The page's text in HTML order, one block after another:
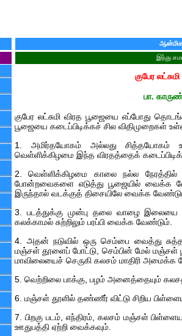
இந்து
குபேர
பா.
குபேர லட்சுமி விரத பூஜையை எப்போது
பூஜையை கடைப்பிடிக்கச் சில விதிமுறைகள்
1. அமிர்தயோகம் அல்லது சித்தயோகம்
வெள்ளிக்கிழமை இந்த விரதத்தைக்
2. வெள்ளிக்கிழமை காலை நல்ல நேரத்தில்
போன்றவைகளை எடுத்து பூஜையில் வைக்க
இருந்தால் வடக்குத் திசையிலே வைக்க
3. படத்துக்கு முன்பு தலை வாழை
கலக்காமல் சுற்றிலும் பரப்பி வைக்க வேண்டும்.
4. அதன் நடுவில் ஒரு செம்பை வைத்து
மஞ்சள் தூளைப் போட்டு, செம்பின் மேல் மஞ்சள்
மாவிலையைச் செருகி கலசம் மாதிரி அமைக்க
5. வெற்றிலை பாக்கு, பழம் அனைத்தையும்
6. மஞ்சள் தூளில் தண்ணீர் விட்டு சிறிய
7. பிறகு படம், எந்திரம், கலசம் மஞ்சள்
ஊதுபத்தி ஏற்றி வைக்கவும்.